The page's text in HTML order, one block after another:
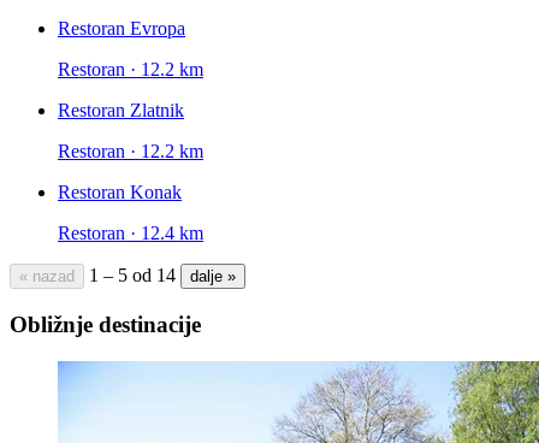
Restoran Evropa
Restoran · 12.2 km
Restoran Zlatnik
Restoran · 12.2 km
Restoran Konak
Restoran · 12.4 km
« nazad 1 – 5 od 14 dalje »
Obližnje destinacije